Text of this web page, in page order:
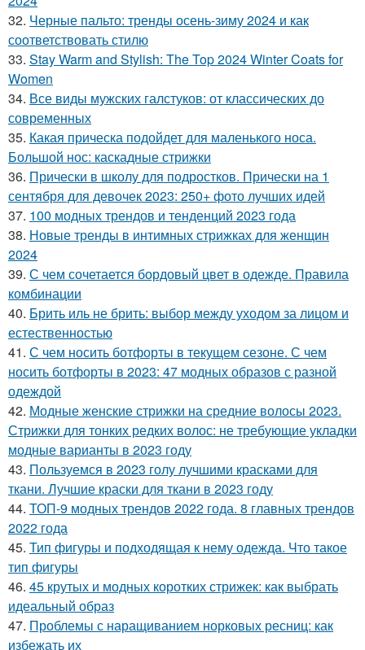
32. Черные пальто: тренды осень-зиму 2024 и как
соответствовать стилю
33. Stay Warm and Stylish: The Top 2024 Winter Coats for
Women
34. Все виды мужских галстуков: от классических до
современных
35. Какая прическа подойдет для маленького носа.
Большой нос: каскадные стрижки
36. Прически в школу для подростков. Прически на 1
сентября для девочек 2023: 250+ фото лучших идей
37. 100 модных трендов и тенденций 2023 года
38. Новые тренды в интимных стрижках для женщин
2024
39. С чем сочетается бордовый цвет в одежде. Правила
комбинации
40. Брить иль не брить: выбор между уходом за лицом и
естественностью
41. С чем носить ботфорты в текущем сезоне. С чем
носить ботфорты в 2023: 47 модных образов с разной
одеждой
42. Модные женские стрижки на средние волосы 2023.
Стрижки для тонких редких волос: не требующие укладки
модные варианты в 2023 году
43. Пользуемся в 2023 голу лучшими красками для
ткани. Лучшие краски для ткани в 2023 году
44. ТОП-9 модных трендов 2022 года. 8 главных трендов
2022 года
45. Тип фигуры и подходящая к нему одежда. Что такое
тип фигуры
46. 45 крутых и модных коротких стрижек: как выбрать
идеальный образ
47. Проблемы с наращиванием норковых ресниц: как
избежать их